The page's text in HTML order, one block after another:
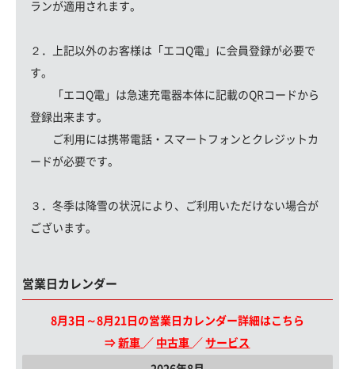
ランが適用されます。
２．上記以外のお客様は「エコQ電」に会員登録が必要で
す。
「エコQ電」は急速充電器本体に記載のQRコードから
登録出来ます。
ご利用には携帯電話・スマートフォンとクレジットカ
ードが必要です。
３．冬季は降雪の状況により、ご利用いただけない場合が
ございます。
営業日カレンダー
8月3日～8月21日の営業日カレンダー詳細はこちら
⇒新車 ／ 中古車 ／サービス